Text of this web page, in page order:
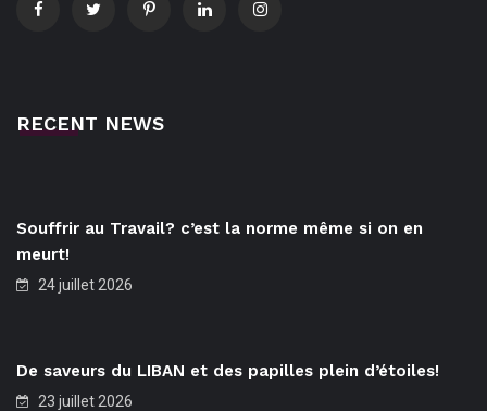
RECENT NEWS
Souffrir au Travail? c’est la norme même si on en
meurt!
24 juillet 2026
De saveurs du LIBAN et des papilles plein d’étoiles!
23 juillet 2026